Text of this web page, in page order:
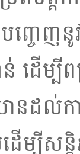
បញ្ចេ
ដើម្បី
នដល់ក
ម្បីសន្